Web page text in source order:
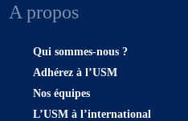
A propos
Qui sommes-nous ?
Adhérez à l’USM
Nos équipes
L’USM à l’international